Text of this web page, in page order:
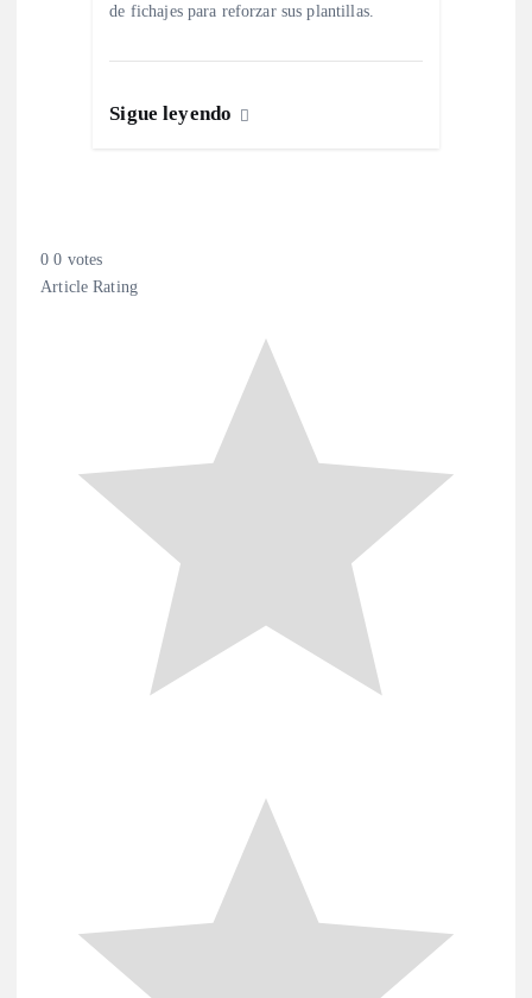
de fichajes para reforzar sus plantillas.
Sigue leyendo
0 0 votes
Article Rating